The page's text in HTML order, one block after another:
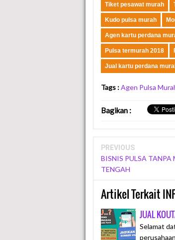
Tiket pesawat murah
Kudo pulsa murah
Agen kartu perdana
Pulsa termurah 2018
Jual kartu perdana
Tags :Agen Pulsa
Bagikan :
PREVIOUS
BISNIS PULSA
TENGAH
Artikel Terkait
JUAL
Selamat